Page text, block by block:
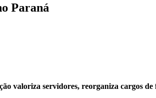
Paraná
valoriza servidores, reorganiza cargos